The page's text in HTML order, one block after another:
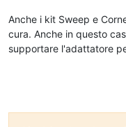
Anche i kit Sweep e
cura. Anche in questo
supportare l'adattatore